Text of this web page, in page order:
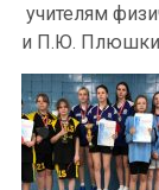
учителям
и П.Ю.